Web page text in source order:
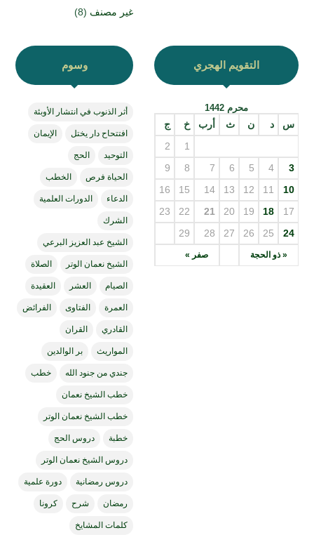
غير مصنف (8)
التقويم الهجري
محرم 1442
س د ن ث أرب خ ج
« ذو الحجة صفر »
1
2
3
4
5
6
7
8
9
10
11
12
13
14
15
16
17
18
19
20
21
22
23
24
25
26
27
28
29
وسوم
أثر الذنوب في انتشار الأوبئة
افتتحاح دار يختل الإيمان
التوحيد الحج
الحياة فرص الخطب
الدعاء الدورات العلمية
الشرك
الشيخ عبد العزيز البرعي
الشيخ نعمان الوتر الصلاة
الصيام العشر العقيدة
العمرة الفتاوى الفرائض
القادري القران
المواريث بر الوالدين
جندي من جنود الله خطب
خطب الشيخ نعمان
خطب الشيخ نعمان الوتر
خطبة دروس الحج
دروس الشيخ نعمان الوتر
دروس رمضانية دورة علمية
رمضان شرح كرونا
كلمات المشايخ